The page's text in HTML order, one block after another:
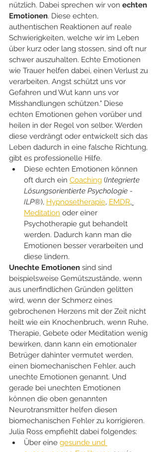
nützlich. Dabei sprechen wir von echten
Emotionen. Diese echten,
authentischen Reaktionen auf reale
Schwierigkeiten, welche wir im Leben
über kurz oder lang stossen, sind oft nur
schwer auszuhalten. Echte Emotionen
wie Trauer helfen dabei, einen Verlust zu
verarbeiten. Angst schützt uns vor
Gefahren und Wut kann uns vor
Misshandlungen schützen." Diese
echten Emotionen gehen vorüber und
heilen in der Regel von selber. Werden
diese verdrängt oder entwickelt sich das
Leben dadurch in eine falsche Richtung,
gibt es professionelle Hilfe.
Diese echten Emotionen können
oft durch ein Coaching (Integrierte
Lösungsorientierte Psychologie -
ILP®), Hypnosetherapie, EMDR,
Meditation oder einer
Psychotherapie gut behandelt
werden. Dadurch kann man die
Emotionen besser verarbeiten und
diese lindern.
Unechte Emotionen sind sind
beispielsweise Gemütszustände, wenn
aus unerfindlichen Gründen gelitten
wird, wenn der Schmerz eines
gebrochenen Herzens mit der Zeit nicht
heilt wie ein Knochenbruch, wenn Ruhe,
Therapie, Gebete oder Meditation wenig
bewirken, dann kann ein emotionaler
Betrüger dahinter vermutet werden,
einen biomechanischen Fehler, auch
unechte Emotionen genannt. Und
gerade bei unechten Emotionen
können die oben genannten
Neurotransmitter helfen diesen
biomechanischen Fehler zu korrigieren.
Julia Ross empfiehlt dabei folgendes:
Über eine gesunde und